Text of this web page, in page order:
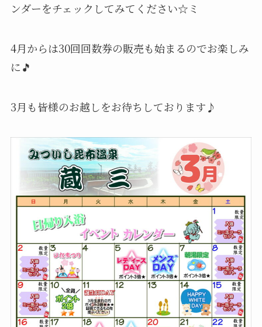
ンダーをチェックしてみてください☆ミ
4月からは30回回数券の販売も始まるのでお楽しみ
に🎵
3月も皆様のお越しをお待ちしております♪